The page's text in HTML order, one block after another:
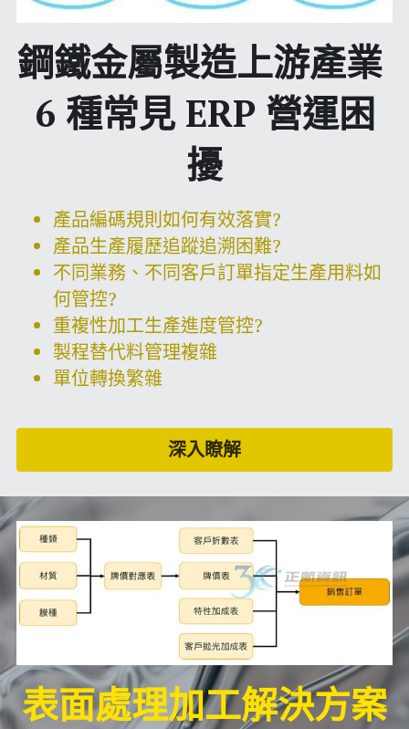
鋼鐵金屬製造上游產業
6 種常見 ERP 營運困
擾
產品編碼規則如何有效落實?
產品生產履歷追蹤追溯困難?
不同業務、不同客戶訂單指定生產用料如
何管控?
重複性加工生產進度管控?
製程替代料管理複雜
單位轉換繁雜
深入瞭解
表面處理加工解決方案